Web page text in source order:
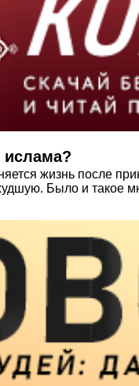
ислама?
жизнь после
Было​ и такое